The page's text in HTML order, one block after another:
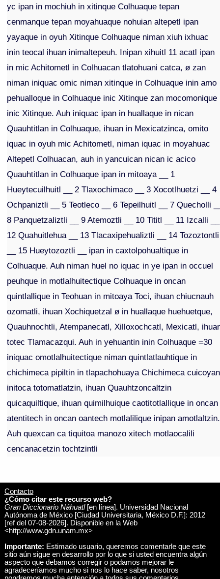
yc ipan in mochiuh in xitinque Colhuaque tepan
cenmanque tepan moyahuaque nohuian altepetl ipan
yayaque in oyuh Xitinque Colhuaque niman xiuh ixhuac
inin teocal ihuan inimaltepeuh. Inipan xihuitl 11 acatl ipan
in mic Achitometl in Colhuacan tlatohuani catca, ø zan
niman iniquac omic niman xitinque in Colhuaque inin amo
pehualloque in Colhuaque inic Xitinque zan mocomonique
inic Xitinque. Auh iniquac ipan in huallaque in nican
Quauhtitlan in Colhuaque, ihuan in Mexicatzinca, omito
iquac in oyuh mic Achitometl, niman iquac in moyahuac
Altepetl Colhuacan, auh in yancuican nican ic acico
Quauhtitlan in Colhuaque ipan in mitoaya __ 1
Hueytecuilhuitl __ 2 Tlaxochimaco __ 3 Xocotlhuetzi __ 4
Ochpaniztli __ 5 Teotleco __ 6 Tepeilhuitl __ 7 Quecholli
8 Panquetzaliztli __ 9 Atemoztli __ 10 Tititl __ 11 Izcalli __
12 Quahuitlehua __ 13 Tlacaxipehualiztli __ 14 Tozoztontli
__ 15 Hueytozoztli __ ipan in caxtolpohualtique in
Colhuaque. Auh niman huel no iquac in ye ipan in occuel
peuhque in motlalhuitectique Colhuaque in oncan
quintlallique in Teohuan in mitoaya Toci, ihuan chiucnauh
ozomatli, ihuan Xochiquetzal ø in huallaque huehuetque,
Quauhnochtli, Atempanecatl, Xilloxochcatl, Mexicatl,
totec Tlamacazqui. Auh in yehuantin inin Colhuaque =30
iniquac omotlalhuitectique niman quintlatlauhtique in
chichimeca pipiltin in tlapachohuaya Chichimeca cuicoyan
initoca totomatlatzin, ihuan Quauhtzoncaltzin
quicaquiltique, ihuan quimilhuique caotitotlallique in oncan
atentitech in oncan oantech motlalilique inipan amotlaltzin.
Auh quexcan ca tiquitoa manozo xitech motlaocalili
cencanacetzin tochtzintli
Contacto
¿Cómo citar este recurso web?
Gran Diccionario Náhuatl[en línea]. Universidad Nacional
Autónoma de México [Ciudad Universitaria, México D.F.]: 2012
[ref del 07-08-2026]. Disponible en la Web
<http://www.gdn.unam.mx>
Importante: Estimado usuario, queremos comentarle que este
sitio aún sigue en desarrollo por lo que si usted encuentra algún
aspecto que debamos corregir o podamos mejorar le
agradeceríamos mucho si nos lo hace saber, nosotros